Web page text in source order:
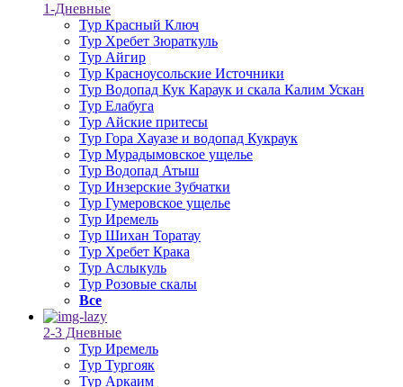
1-Дневные
Тур Красный Ключ
Тур Хребет Зюраткуль
Тур Айгир
Тур Красноусольские Источники
Тур Водопад Кук Караук и скала Калим Ускан
Тур Елабуга
Тур Айские притесы
Тур Гора Хауазе и водопад Кукраук
Тур Мурадымовское ущелье
Тур Водопад Атыш
Тур Инзерские Зубчатки
Тур Гумеровское ущелье
Тур Иремель
Тур Шихан Торатау
Тур Хребет Крака
Тур Аслыкуль
Тур Розовые скалы
Все
2-3 Дневные
Тур Иремель
Тур Тургояк
Тур Аркаим